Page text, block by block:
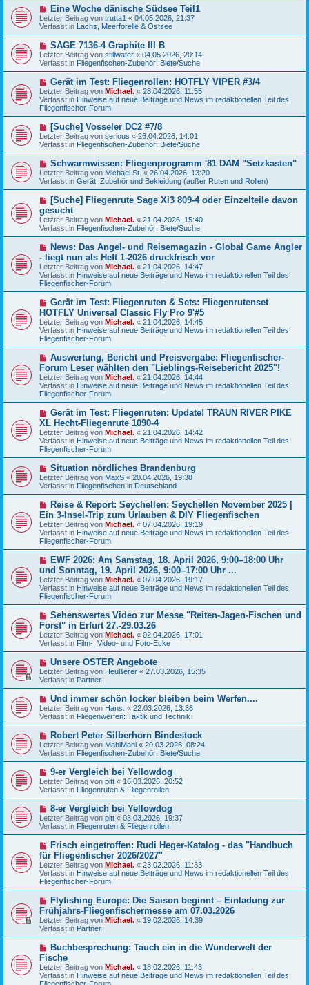
B
e
i
t
a
g
N
e
u
e
B
e
i
t
a
g
Eine Woche dänische Südsee Teil1
Letzter Beitrag von trutta1 « 04.05.2026, 21:37
Verfasst in Lachs, Meerforelle & Ostsee
N
e
u
e
B
e
i
t
r
g
SAGE 7136-4 Graphite III B
Letzter Beitrag von stillwater « 04.05.2026, 20:14
Verfasst in Fliegenfischen-Zubehör: Biete/Suche
N
e
u
e
r
B
i
t
r
a
g
Gerät im Test: Fliegenrollen: HOTFLY VIPER #3/4
Letzter Beitrag von Michael. « 28.04.2026, 11:55
Verfasst in Hinweise auf neue Beiträge und News im redaktionellen Teil des
Fliegenfischer-Forum
N
e
u
e
B
e
i
t
a
g
[Suche] Vosseler DC2 #7/8
Letzter Beitrag von serious « 26.04.2026, 14:01
Verfasst in Fliegenfischen-Zubehör: Biete/Suche
N
e
u
e
B
e
i
t
r
a
g
Schwarmwissen: Fliegenprogramm '81 DAM "Setzkasten"
Letzter Beitrag von Michael St. « 26.04.2026, 13:20
Verfasst in Gerät, Zubehör und Bekleidung (außer Ruten und Rollen)
N
e
u
e
r
B
i
t
r
a
[Suche] Fliegenrute Sage Xi3 809-4 oder Einzelteile davon
gesucht
Letzter Beitrag von Michael. « 21.04.2026, 15:40
Verfasst in Fliegenfischen-Zubehör: Biete/Suche
N
e
u
e
r
B
e
t
r
a
g
News: Das Angel- und Reisemagazin - Global Game Angler
- liegt nun als Heft 1-2026 druckfrisch vor
Letzter Beitrag von Michael. « 21.04.2026, 14:47
Verfasst in Hinweise auf neue Beiträge und News im redaktionellen Teil des
Fliegenfischer-Forum
N
e
u
e
r
B
e
t
r
a
g
Gerät im Test: Fliegenruten & Sets: Fliegenrutenset
HOTFLY Universal Classic Fly Pro 9'#5
Letzter Beitrag von Michael. « 21.04.2026, 14:45
Verfasst in Hinweise auf neue Beiträge und News im redaktionellen Teil des
Fliegenfischer-Forum
N
u
e
r
B
e
t
r
a
g
Auswertung, Bericht und Preisvergabe: Fliegenfischer-
Forum Leser wählten den "Lieblings-Reisebericht 2025"!
Letzter Beitrag von Michael. « 21.04.2026, 14:44
Verfasst in Hinweise auf neue Beiträge und News im redaktionellen Teil des
Fliegenfischer-Forum
N
e
u
e
r
B
e
t
r
a
g
Gerät im Test: Fliegenruten: Update! TRAUN RIVER PIKE
XL Hecht-Fliegenrute 1090-4
Letzter Beitrag von Michael. « 21.04.2026, 14:42
Verfasst in Hinweise auf neue Beiträge und News im redaktionellen Teil des
Fliegenfischer-Forum
N
e
u
e
B
e
i
t
r
a
g
Situation nördliches Brandenburg
Letzter Beitrag von MaxS « 20.04.2026, 19:38
Verfasst in Fliegenfischen in Deutschland
N
e
u
e
r
B
e
t
r
a
g
Reise & Report: Seychellen: Seychellen November 2025 |
Ein 3-Insel-Trip zum Urlauben & DIY Fliegenfischen
Letzter Beitrag von Michael. « 07.04.2026, 19:19
Verfasst in Hinweise auf neue Beiträge und News im redaktionellen Teil des
Fliegenfischer-Forum
N
u
e
r
B
e
t
r
a
EWF 2026: Am Samstag, 18. April 2026, 9:00–18:00 Uhr
und Sonntag, 19. April 2026, 9:00–17:00 Uhr ...
Letzter Beitrag von Michael. « 07.04.2026, 19:17
Verfasst in Hinweise auf neue Beiträge und News im redaktionellen Teil des
Fliegenfischer-Forum
N
u
e
r
B
e
i
t
r
a
g
Sehenswertes Video zur Messe "Reiten-Jagen-Fischen und
Forst" in Erfurt 27.-29.03.26
Letzter Beitrag von Michael. « 02.04.2026, 17:01
Verfasst in Film-, Video- und Foto-Ecke
N
e
u
e
B
e
i
t
a
g
Unsere OSTER Angebote
Letzter Beitrag von Heußerer « 27.03.2026, 15:35
Verfasst in Partner
N
e
u
e
B
e
i
t
a
g
Und immer schön locker bleiben beim Werfen....
Letzter Beitrag von Hans. « 22.03.2026, 13:36
Verfasst in Fliegenwerfen: Taktik und Technik
N
e
u
e
B
e
i
t
a
g
Robert Peter Silberhorn Bindestock
Letzter Beitrag von MahiMahi « 20.03.2026, 08:24
Verfasst in Fliegenfischen-Zubehör: Biete/Suche
N
e
u
e
B
e
i
t
a
g
9-er Vergleich bei Yellowdog
Letzter Beitrag von pitt « 16.03.2026, 20:52
Verfasst in Fliegenruten & Fliegenrollen
N
e
u
e
B
e
i
t
r
a
g
8-er Vergleich bei Yellowdog
Letzter Beitrag von pitt « 03.03.2026, 19:37
Verfasst in Fliegenruten & Fliegenrollen
N
u
e
r
B
e
t
r
a
Frisch eingetroffen: Rudi Heger-Katalog - das "Handbuch
für Fliegenfischer 2026/2027"
Letzter Beitrag von Michael. « 23.02.2026, 11:33
Verfasst in Hinweise auf neue Beiträge und News im redaktionellen Teil des
Fliegenfischer-Forum
N
e
u
e
r
B
i
t
r
a
Flyfishing Europe: Die Saison beginnt – Einladung zur
Frühjahrs-Fliegenfischermesse am 07.03.2026
Letzter Beitrag von Michael. « 19.02.2026, 14:39
Verfasst in Partner
N
u
e
r
Buchbesprechung: Tauch ein in die Wunderwelt der
Fische
Letzter Beitrag von Michael. « 18.02.2026, 11:43
Verfasst in Hinweise auf neue Beiträge und News im redaktionellen Teil des